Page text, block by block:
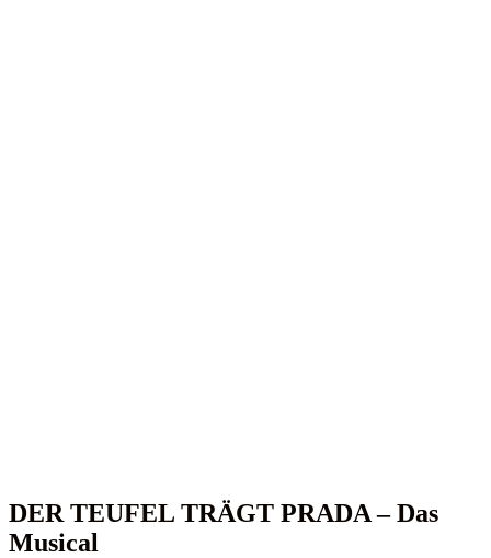
DER TEUFEL TRÄGT PRADA – Das
Musical